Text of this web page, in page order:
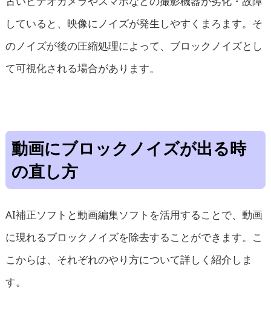
していると、映像にノイズが発生しやすくまろます。そ
のノイズが後の圧縮処理によって、ブロックノイズとし
て可視化される場合があります。
動画にブロックノイズが出る時
の直し方
AI補正ソフトと動画編集ソフトを活用することで、動画
に現れるブロックノイズを除去することができます。こ
こからは、それぞれのやり方について詳しく紹介しま
す。